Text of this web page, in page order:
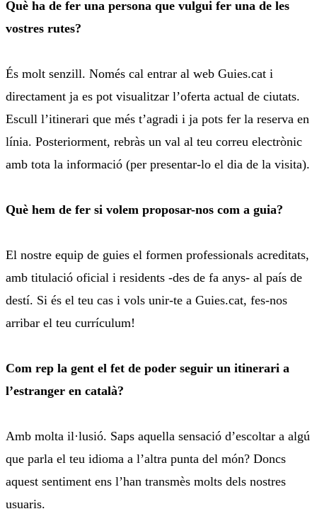
Què ha de fer una persona que vulgui fer una de les
vostres rutes?
És molt senzill. Només cal entrar al web Guies.cat i
directament ja es pot visualitzar l’oferta actual de ciutats.
Escull l’itinerari que més t’agradi i ja pots fer la reserva en
línia. Posteriorment, rebràs un val al teu correu electrònic
amb tota la informació (per presentar-lo el dia de la visita).
Què hem de fer si volem proposar-nos com a guia?
El nostre equip de guies el formen professionals acreditats,
amb titulació oficial i residents -des de fa anys- al país de
destí. Si és el teu cas i vols unir-te a Guies.cat, fes-nos
arribar el teu currículum!
Com rep la gent el fet de poder seguir un itinerari a
l’estranger en català?
Amb molta il·lusió. Saps aquella sensació d’escoltar a algú
que parla el teu idioma a l’altra punta del món? Doncs
aquest sentiment ens l’han transmès molts dels nostres
usuaris.